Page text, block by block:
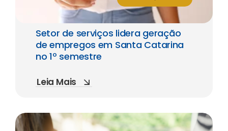
Setor de serviços lidera geração
de empregos em Santa Catarina
no 1º semestre
Leia Mais